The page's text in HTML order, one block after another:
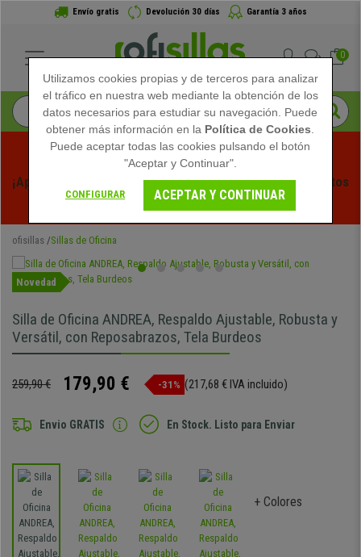
Envío gratis Devolución 30 días Garantía 3 años
0
¡Aprovecha las Rebajas de Verano en Ofisillas! Descuentos
Exclusivos por Tiempo Limitado - Ver Promo
ofisillas Sillas de Oficina
Novedad
Silla de Oficina ANDREA, Respaldo Ajustable, Robusta y
Versátil, con Reposabrazos, Tela Burdeos
259,90 € 179,90 € -31% (217,68 € IVA incluido)
Envio GRATIS En Stock. Listo para Enviar
+ Colores
Utilizamos cookies propias y de terceros para analizar
el tráfico en nuestra web mediante la obtención de los
datos necesarios para estudiar su navegación. Puede
obtener más información en la Política de Cookies
Puede aceptar todas las cookies pulsando el botón
"Aceptar y Continuar".
CONFIGURAR ACEPTAR Y CONTINUAR